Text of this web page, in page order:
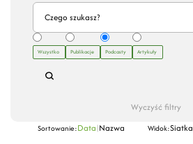
Wszystko Publikacje Podcasty Artykuły
Wyczyść filtry
Sortowanie:Data|Nazwa Widok:Siatka